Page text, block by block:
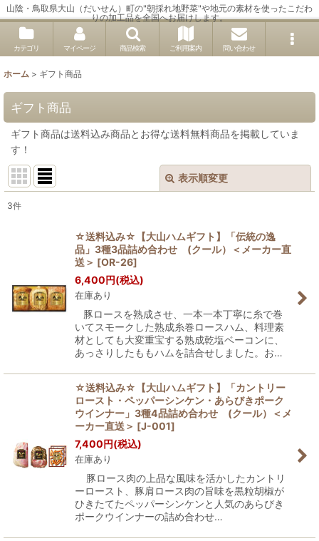
山陰・鳥取県大山（だいせん）町の"朝採れ地野菜"や地元の素材を使ったこだわ
りの加工品を全国へお届けします。
カテゴリ マイページ 商品検索 ご利用案内 問い合わせ
ホーム > ギフト商品
ギフト商品
ギフト商品は送料込み商品とお得な送料無料商品を掲載していま
す！
表示順変更
3件
☆送料込み☆【大山ハムギフト】「伝統の逸
品」3種3品詰め合わせ (クール）＜メーカー直
送＞ [OR-26]
6,400円(税込)
在庫あり
豚ロースを熟成させ、一本一本丁寧に糸で巻
いてスモークした熟成糸巻ロースハム、料理素
材としても大変重宝する熟成乾塩ベーコンに、
あっさりしたももハムを詰合せしました。お…
☆送料込み☆【大山ハムギフト】「カントリー
ロースト・ペッパーシンケン・あらびきポーク
ウインナー」3種4品詰め合わせ (クール）＜メ
ーカー直送＞ [J-001]
7,400円(税込)
在庫あり
豚ロース肉の上品な風味を活かしたカントリ
ーロースト、豚肩ロース肉の旨味を黒粒胡椒が
ひきたてたペッパーシンケンと人気のあらびき
ポークウインナーの詰め合わせ…